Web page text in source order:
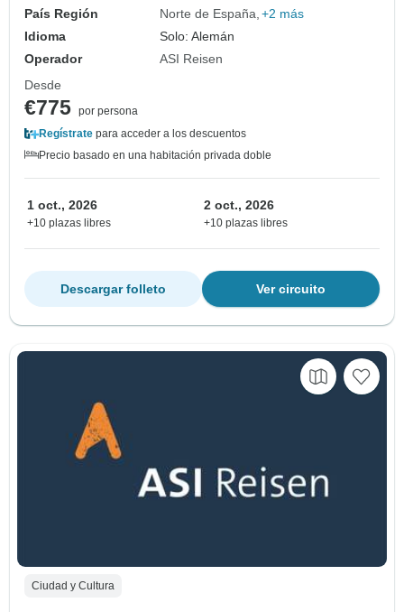
País Región
Norte de España +2 más
Idioma
Solo: Alemán
Operador
ASI Reisen
Desde
€775 por persona
Regístrate para acceder a los descuentos
Precio basado en una habitación privada doble
1 oct., 2026
+10 plazas libres
2 oct., 2026
+10 plazas libres
Ver circuito
Descargar folleto
Ciudad y Cultura